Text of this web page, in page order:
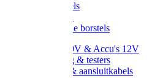
Werkborstels
Hygienische borstels
Batterijen 9V & Accu's 12V
Beveiliging & testers
Kabelsets & aansluitkabels